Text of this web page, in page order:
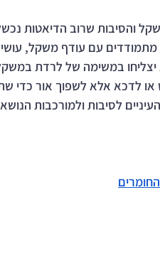
אנשים מתמודדים עם עודף משקל,
יצליחו במשימה של לרדת
או לדכא אלא לשפוך אור כדי
לסיבות ולמורכבות